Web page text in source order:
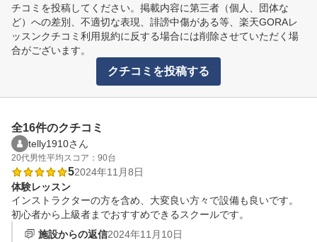
チコミを投稿してください。掲載内容に第三者（個人、団体な
ど）への差別、不適切な表現、誹謗中傷がある等、楽天GORAレ
ッスンクチコミ利用規約に反する場合には削除させていただく場
合がございます。
クチコミを投稿する
全16件のクチコミ
telly1910さん
20代男性平均スコア：90台
52024年11月8日
体験レッスン
インストラクターの方を含め、大変良い方々で設備も良いです。
初心者から上級者までおすすめできるスクールです。
施設からの返信2024年11月10日